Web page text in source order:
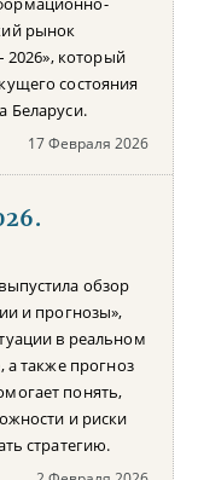
рынок
2026», который
состояния
Беларуси.
17 Февраля 2026
обзор
и прогнозы»,
в реальном
а также прогноз
понять,
и риски
стратегию.